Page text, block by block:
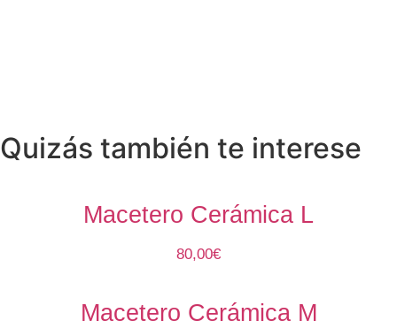
Quizás también te interese
Macetero Cerámica L
80,00€
Macetero Cerámica M